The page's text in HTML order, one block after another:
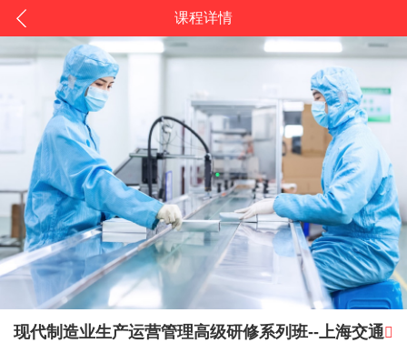
课程详情
现代制造业生产运营管理高级研修系列班--上海交通